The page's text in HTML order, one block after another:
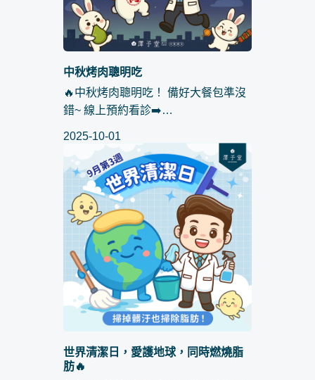
中秋烤肉聰明吃
🔥中秋烤肉聰明吃！ 備好大餐包準沒
錯~ 線上預約看診➡️
美食，不怕人變圓👆🤓 1️⃣用一般調味
料(鹽巴、胡椒...等)取...
2025-10-01
世界清潔日，愛護地球，同時燃燒脂
肪🔥